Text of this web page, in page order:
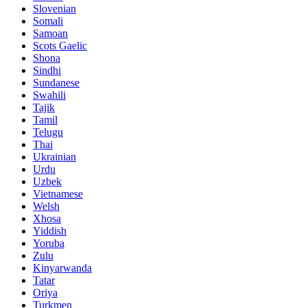
Slovenian
Somali
Samoan
Scots Gaelic
Shona
Sindhi
Sundanese
Swahili
Tajik
Tamil
Telugu
Thai
Ukrainian
Urdu
Uzbek
Vietnamese
Welsh
Xhosa
Yiddish
Yoruba
Zulu
Kinyarwanda
Tatar
Oriya
Turkmen